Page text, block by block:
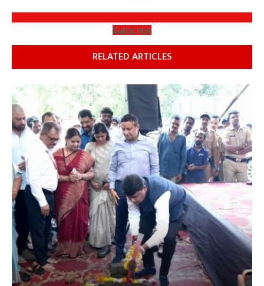
Subscribe
RELATED ARTICLES